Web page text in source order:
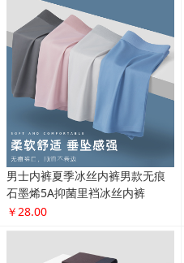
男士内裤夏季冰丝内裤男款无痕
石墨烯5A抑菌里裆冰丝内裤
￥28.00